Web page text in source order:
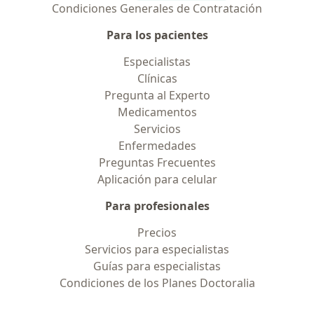
Condiciones Generales de Contratación
Para los pacientes
Especialistas
Clínicas
Pregunta al Experto
Medicamentos
Servicios
Enfermedades
Preguntas Frecuentes
Aplicación para celular
Para profesionales
Precios
Servicios para especialistas
Guías para especialistas
Condiciones de los Planes Doctoralia